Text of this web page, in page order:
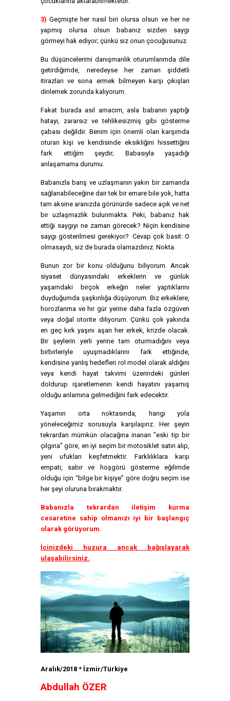
3) Geçmişte her nasıl biri olursa olsun ve her ne
yapmış olursa olsun babanız sizden saygı
görmeyi hak ediyor; çünkü siz onun çocuğusunuz.
Bu düşüncelerimi danışmanlık oturumlarımda dile
getirdiğimde, neredeyse her zaman şiddetli
itirazları ve sona ermek bilmeyen karşı çıkışları
dinlemek zorunda kalıyorum.
Fakat burada asıl amacım, asla babanın yaptığı
hatayı, zararsız ve tehlikesizmiş gibi gösterme
çabası değildir. Benim için önemli olan karşımda
oturan kişi ve kendisinde eksikliğini hissettiğini
fark ettiğim şeydir; Babasıyla yaşadığı
anlaşamama durumu.
Babanızla barış ve uzlaşmanın yakın bir zamanda
sağlanabileceğine dair tek bir emare bile yok, hatta
tam aksine aranızda görünürde sadece açık ve net
bir uzlaşmazlık bulunmakta. Peki, babanız hak
ettiği saygıyı ne zaman görecek? Niçin kendisine
saygı gösterilmesi gerekiyor? Cevap çok basit: O
olmasaydı, siz de burada olamazdınız. Nokta.
Bunun zor bir konu olduğunu biliyorum. Ancak
siyaset dünyasındaki erkeklerin ve günlük
yaşamdaki birçok erkeğin neler yaptıklarını
duyduğumda şaşkınlığa düşüyorum. Biz erkeklere,
horozlanma ve hır gür yerine daha fazla özgüven
veya doğal otorite diliyorum. Çünkü çok yakında
en geç kırk yaşını aşan her erkek, krizde olacak.
Bir şeylerin yerli yerine tam oturmadığını veya
birbirleriyle uyuşmadıklarını fark ettiğinde,
kendisine yanlış hedefleri rol model olarak aldığını
veya kendi hayat takvimi üzerindeki günleri
doldurup işaretlemenin kendi hayatını yaşamış
olduğu anlamına gelmediğini fark edecektir.
Yaşamın orta noktasında, hangi yola
yöneleceğimiz sorusuyla karşılaşırız. Her şeyin
tekrardan mümkün olacağına inanan "eski tip bir
çılgına" göre, en iyi seçim bir motosiklet satın alıp,
yeni ufukları keşfetmektir. Farklılıklara karşı
empati, sabır ve hoşgörü gösterme eğilimde
olduğu için “bilge bir kişiye” göre doğru seçim ise
her şeyi oluruna bırakmaktır.
Babanızla tekrardan iletişim kurma
cesaretine sahip olmanızı iyi bir başlangıç
olarak görüyorum.
İçinizdeki huzura ancak bağışlayarak
ulaşabilirsiniz.
Aralık/2018 * İzmir/Türkiye
Abdullah ÖZER